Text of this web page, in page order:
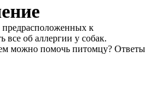
предрасположенных к
все об аллергии у собак.
можно помочь питомцу? Ответы